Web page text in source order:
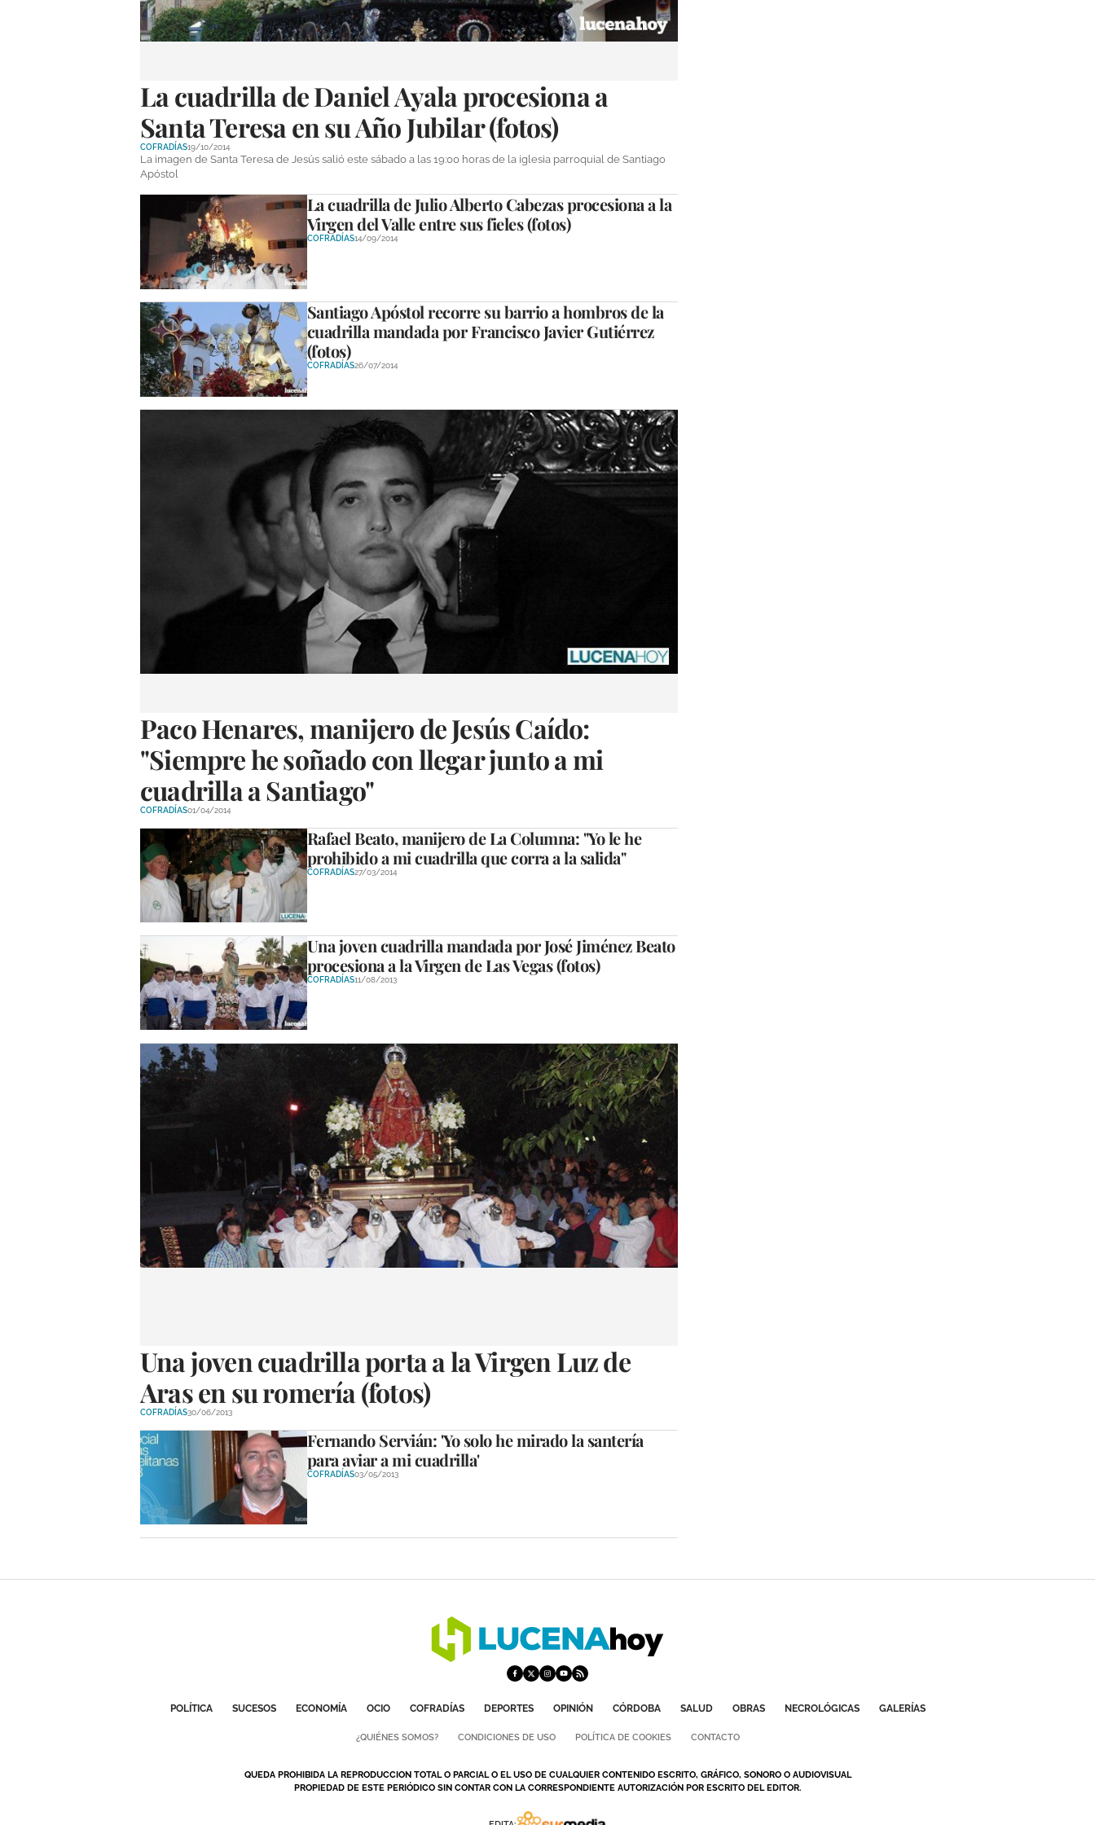
La cuadrilla de Daniel Ayala procesiona a
Santa Teresa en su Año Jubilar (fotos)
COFRADÍAS19/10/2014
La imagen de Santa Teresa de Jesús salió este sábado a las 19:00 horas de la iglesia parroquial de Santiago
Apóstol
La cuadrilla de Julio Alberto Cabezas procesiona a la
Virgen del Valle entre sus fieles (fotos)
COFRADÍAS14/09/2014
Santiago Apóstol recorre su barrio a hombros de la
cuadrilla mandada por Francisco Javier Gutiérrez
(fotos)
COFRADÍAS26/07/2014
Paco Henares, manijero de Jesús Caído:
"Siempre he soñado con llegar junto a mi
cuadrilla a Santiago"
COFRADÍAS01/04/2014
Rafael Beato, manijero de La Columna: "Yo le he
prohibido a mi cuadrilla que corra a la salida"
COFRADÍAS27/03/2014
Una joven cuadrilla mandada por José Jiménez Beato
procesiona a la Virgen de Las Vegas (fotos)
COFRADÍAS11/08/2013
Una joven cuadrilla porta a la Virgen Luz de
Aras en su romería (fotos)
COFRADÍAS30/06/2013
Fernando Servián: 'Yo solo he mirado la santería
para aviar a mi cuadrilla'
COFRADÍAS03/05/2013
POLÍTICA SUCESOS ECONOMÍA OCIO COFRADÍAS DEPORTES OPINIÓN CÓRDOBA SALUD OBRAS NECROLÓGICAS GALERÍAS
¿QUIÉNES SOMOS? CONDICIONES DE USO POLÍTICA DE COOKIES CONTACTO
QUEDA PROHIBIDA LA REPRODUCCION TOTAL O PARCIAL O EL USO DE CUALQUIER CONTENIDO ESCRITO, GRÁFICO, SONORO O AUDIOVISUAL
PROPIEDAD DE ESTE PERIÓDICO SIN CONTAR CON LA CORRESPONDIENTE AUTORIZACIÓN POR ESCRITO DEL EDITOR.